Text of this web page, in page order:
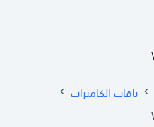
باقات الكاميرات